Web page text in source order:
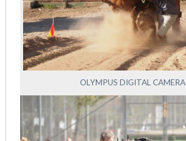
OLYMPUS DIGITAL CAMERA